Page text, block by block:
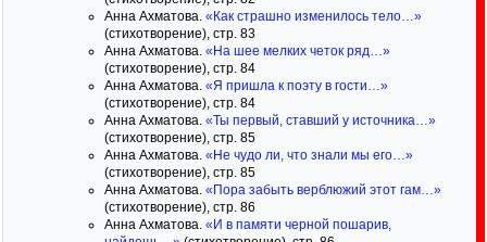
Анна Ахматова. «Как страшно изменилось тело…»
(стихотворение), стр. 83
Анна Ахматова. «На шее мелких четок ряд…»
(стихотворение), стр. 84
Анна Ахматова. «Я пришла к поэту в гости…»
(стихотворение), стр. 84
Анна Ахматова. «Ты первый, ставший у источника…»
(стихотворение), стр. 85
Анна Ахматова. «Не чудо ли, что знали мы его…»
(стихотворение), стр. 85
Анна Ахматова. «Пора забыть верблюжий этот гам…»
(стихотворение), стр. 86
Анна Ахматова. «И в памяти черной пошарив,